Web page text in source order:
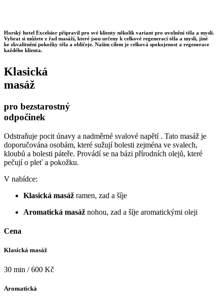
Horský hotel Excelsior připravil pro své klienty několik variant pro uvolnění těla a mysli.
Vybrat si můžete z řad masáží, které jsou určeny k celkové regeneraci těla a mysli, jiné
ke zkvalitnění pokožky těla a obličeje. Našim cílem je celková spokojenost a regenerace
každého klienta.
Klasická
masáž
pro bezstarostný
odpočinek
Odstraňuje pocit únavy a nadměrné svalové napětí . Tato masáž je
doporučována osobám, které sužují bolesti zejména ve svalech,
kloubů a bolesti páteře. Provádí se na bázi přírodních olejů, které
pečují o pleť a pokožku.
V nabídce:
Klasická masáž ramen, zad a šíje
Aromatická masáž nohou, zad a šíje aromatickými oleji
Cena
Klasická masáž
30 min / 600 Kč
Aromatická